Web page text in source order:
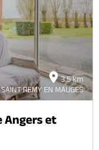
3.5 km
SAINT REMY EN MAUGES
Angers et